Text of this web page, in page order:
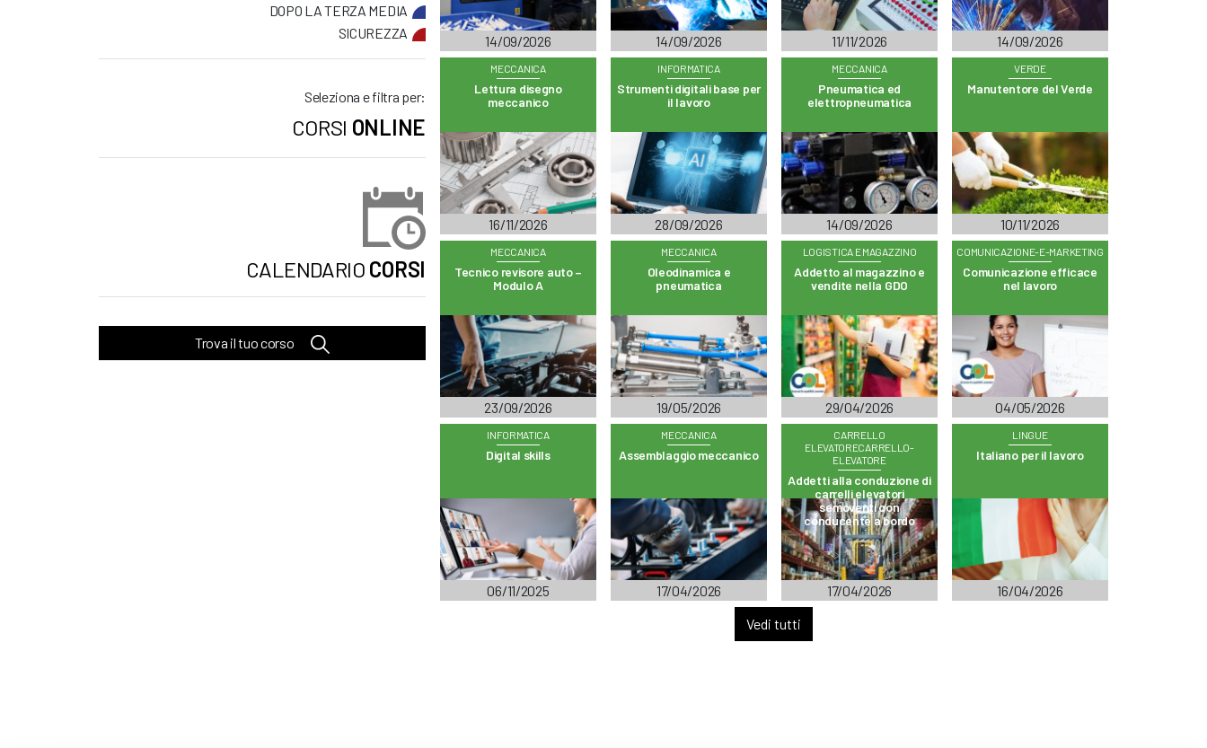
DOPO LA TERZA MEDIA
SICUREZZA
Seleziona e filtra per:
CORSI ONLINE
CALENDARIO CORSI
Trova il tuo corso
14/09/2026 14/09/2026 11/11/2026 14/09/2026
MECCANICA
Lettura disegno
meccanico
16/11/2026
INFORMATICA
Strumenti digitali base per
il lavoro
28/09/2026
MECCANICA
Pneumatica ed
elettropneumatica
14/09/2026
VERDE
Manutentore del Verde
10/11/2026
MECCANICA
Tecnico revisore auto –
Modulo A
23/09/2026
MECCANICA
Oleodinamica e
pneumatica
19/05/2026
LOGISTICA E MAGAZZINO
Addetto al magazzino e
vendite nella GDO
29/04/2026
COMUNICAZIONE-E-MARKETING
Comunicazione efficace
nel lavoro
04/05/2026
INFORMATICA
Digital skills
06/11/2025
MECCANICA
Assemblaggio meccanico
17/04/2026
CARRELLO
ELEVATORECARRELLO-
ELEVATORE
Addetti alla conduzione di
carrelli elevatori
semoventi con
conducente a bordo
17/04/2026
LINGUE
Italiano per il lavoro
16/04/2026
Vedi tutti